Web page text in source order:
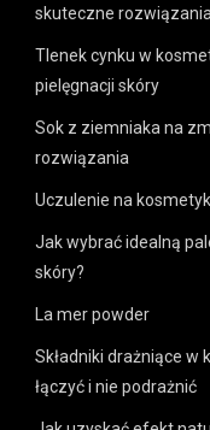
skuteczne
Tlenek cynku w
pielęgnacji skóry
Sok z ziemniaka na
rozwiązania
Uczulenie na
Jak wybrać idealną
skóry?
La mer powder
Składniki drażniące w
łączyć i nie podrażnić